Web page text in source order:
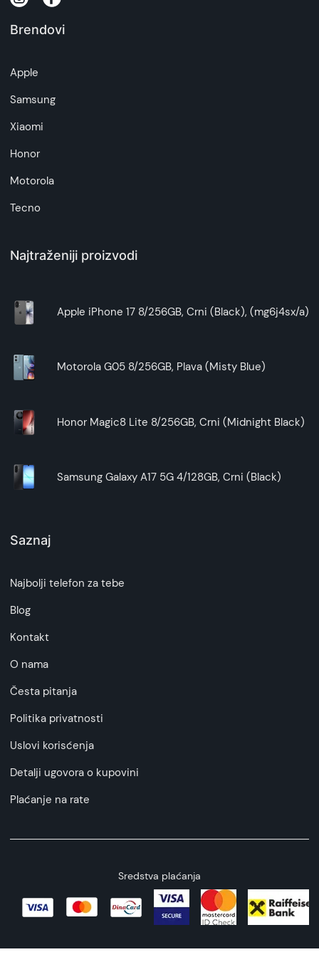
Napomena:
da garantuje da su svi podaci apsolutno ispravni.
Brendovi
Apple
Samsung
Xiaomi
Honor
Motorola
Tecno
Najtraženiji proizvodi
Apple iPhone 17 8/256GB, Crni (Black), (mg6j4sx/a)
Motorola G05 8/256GB, Plava (Misty Blue)
Honor Magic8 Lite 8/256GB, Crni (Midnight Black)
Samsung Galaxy A17 5G 4/128GB, Crni (Black)
Saznaj
Najbolji telefon za tebe
Blog
Kontakt
O nama
Česta pitanja
Politika privatnosti
Uslovi korisćenja
Detalji ugovora o kupovini
Plaćanje na rate
Sredstva plaćanja